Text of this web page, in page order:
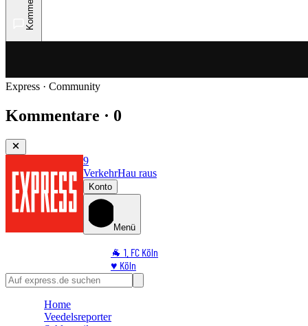
Express · Community
Kommentare · 0
9
VerkehrHau raus
Konto
Menü
🐐 1. FC Köln
♥️ Köln
⭐ Promi
🛒 Shoppingwelt
Home
Veedelsreporter